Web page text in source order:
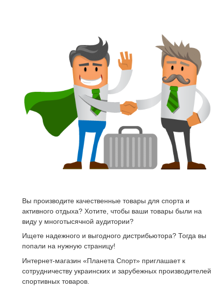
Вы производите качественные товары для спорта и
активного отдыха? Хотите, чтобы ваши товары были на
виду у многотысячной аудитории?
Ищете надежного и выгодного дистрибьютора? Тогда вы
попали на нужную страницу!
Интернет-магазин «Планета Спорт» приглашает к
сотрудничеству украинских и зарубежных производителей
спортивных товаров.